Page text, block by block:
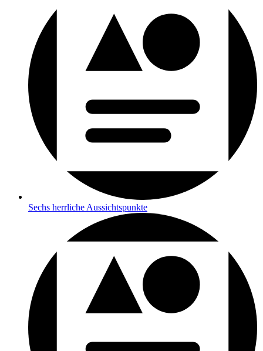
Sechs herrliche Aussichtspunkte